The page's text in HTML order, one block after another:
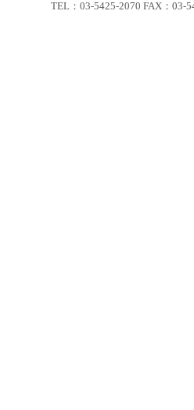
TEL：03-5425-2070 FAX：03-